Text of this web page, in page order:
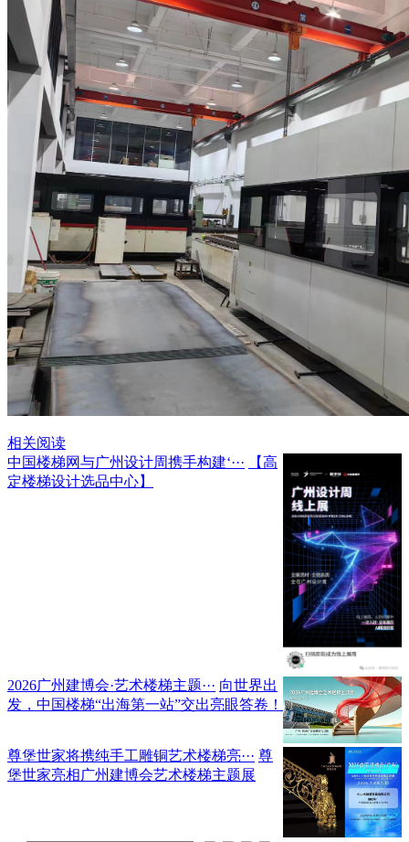
相关阅读
中国楼梯网与广州设计周携手构建‘···
【高
定楼梯设计选品中心】
2026广州建博会·艺术楼梯主题··· 向世界出
发，中国楼梯“出海第一站”交出亮眼答卷！
尊堡世家将携纯手工雕铜艺术楼梯亮··· 尊
堡世家亮相广州建博会艺术楼梯主题展